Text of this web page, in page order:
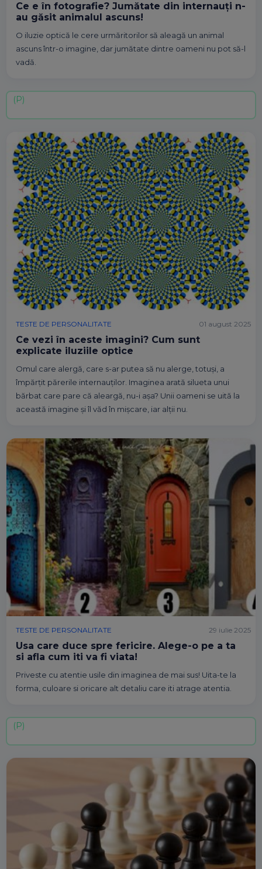
Ce e în fotografie? Jumătate din internauți n-
au găsit animalul ascuns!
O iluzie optică le cere urmăritorilor să aleagă un animal
ascuns într-o imagine, dar jumătate dintre oameni nu pot să-l
vadă.
TESTE DE PERSONALITATE
Ce vezi în aceste imagini? Cum sunt
explicate iluziile optice
Omul care alergă, care s-ar putea să nu alerge, totuși, a
împărțit părerile internauților. Imaginea arată silueta unui
bărbat care pare că aleargă, nu-i așa? Unii oameni se uită la
această imagine și îl văd în mișcare, iar alții nu.
01 august 2025
TESTE DE PERSONALITATE
Usa care duce spre fericire. Alege-o pe a ta
si afla cum iti va fi viata!
Priveste cu atentie usile din imaginea de mai sus! Uita-te la
forma, culoare si oricare alt detaliu care iti atrage atentia.
29 iulie 2025